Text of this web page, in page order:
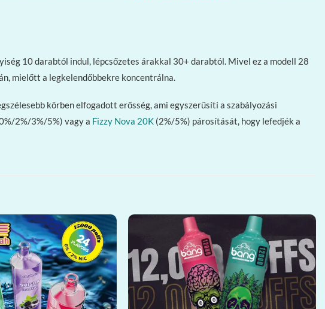
10 darabtól indul, lépcsőzetes árakkal 30+ darabtól. Mivel ez a modell 28
mielőtt a legkelendőbbekre koncentrálna.
körben elfogadott erősség, ami egyszerűsíti a szabályozási
2%/3%/5%) vagy a Fizzy Nova 20K (2%/5%) párosítását, hogy lefedjék a